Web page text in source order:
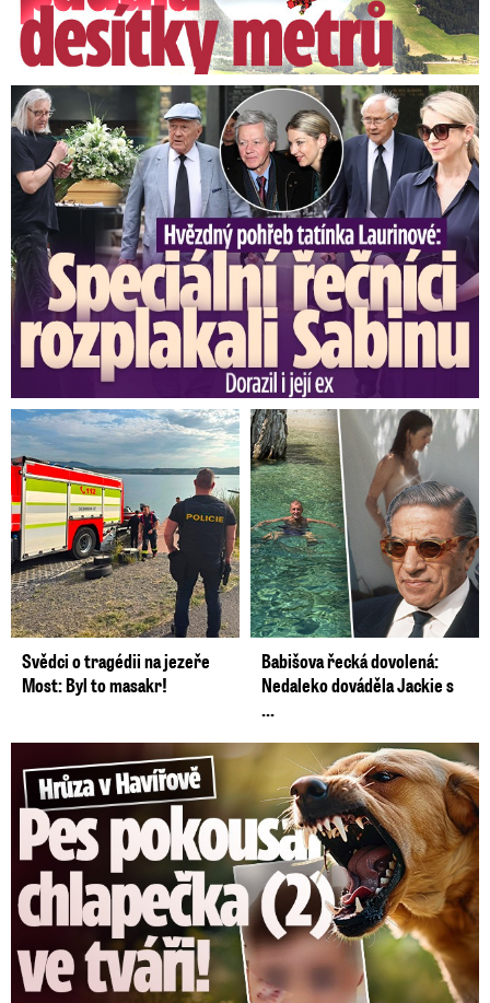
Speciální řečníci nad rakví Laurina: Rozbrečeli i dceru
Svědci o tragédii na jezeře
Most: Byl to masakr!
Babišova řecká dovolená:
Nedaleko dováděla Jackie s
...
Hrůza v Havířově: Pes pokousal chlapečka (2) ve tváři!